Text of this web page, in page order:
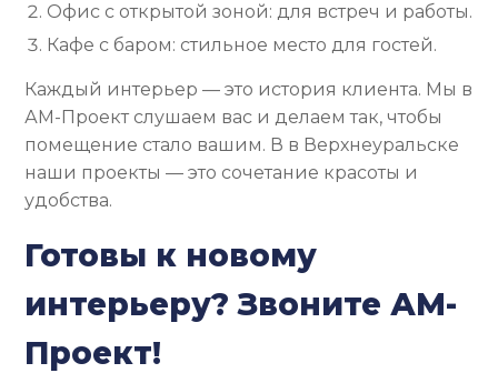
Офис с открытой зоной: для встреч и работы.
Кафе с баром: стильное место для гостей.
Каждый интерьер — это история клиента. Мы в
АМ-Проект слушаем вас и делаем так, чтобы
помещение стало вашим. В в Верхнеуральске
наши проекты — это сочетание красоты и
удобства.
Готовы к новому
интерьеру? Звоните АМ-
Проект!